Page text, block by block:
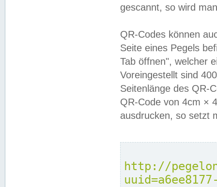
gescannt, so wird
QR-Codes können
Seite eines Pegels
Tab öffnen", welcher
Voreingestellt sind
Seitenlänge des QR-
QR-Code von 4cm ×
ausdrucken, so setzt
http://